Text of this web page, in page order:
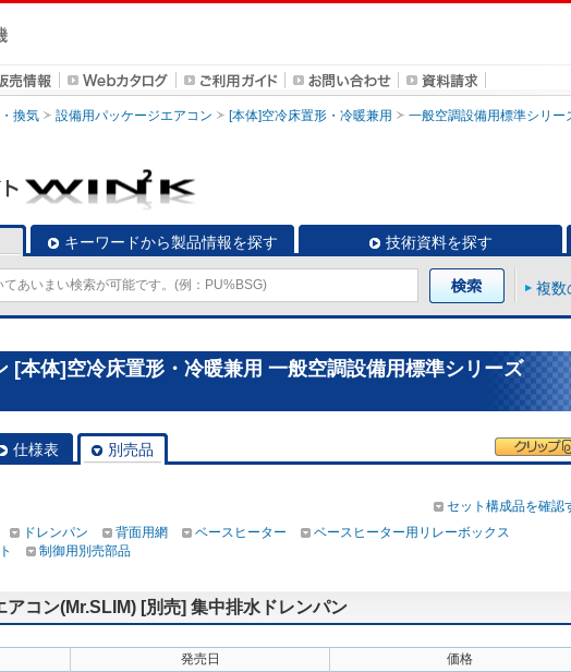
換気 設備用パッケージエアコン [本体]空冷床置形・冷暖兼用 一般空調設備用標準シリー
キーワードから製品情報を探す 技術資料を探す
複数
[本体]空冷床置形・冷暖兼用 一般空調設備用標準シリーズ
仕様表 別売品
セット構成品を確認
ドレンパン 背面用網 ベースヒーター
ベースヒーター用リレーボックス
制御用別売部品
アコン(Mr.SLIM) [別売] 集中排水ドレンパン
発売日
価格